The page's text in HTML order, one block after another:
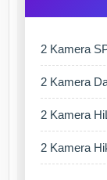
2 Kamera
2 Kamera
2 Kamera
2 Kamera